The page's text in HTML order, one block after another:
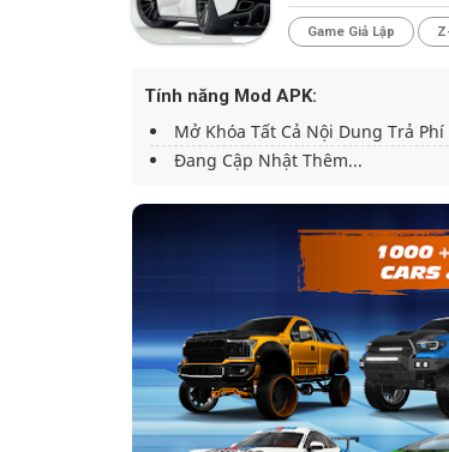
Game Giả Lập
Tính năng Mod APK:
Mở Khóa Tất Cả Nội Dung Trả Phí
Đang Cập Nhật Thêm...